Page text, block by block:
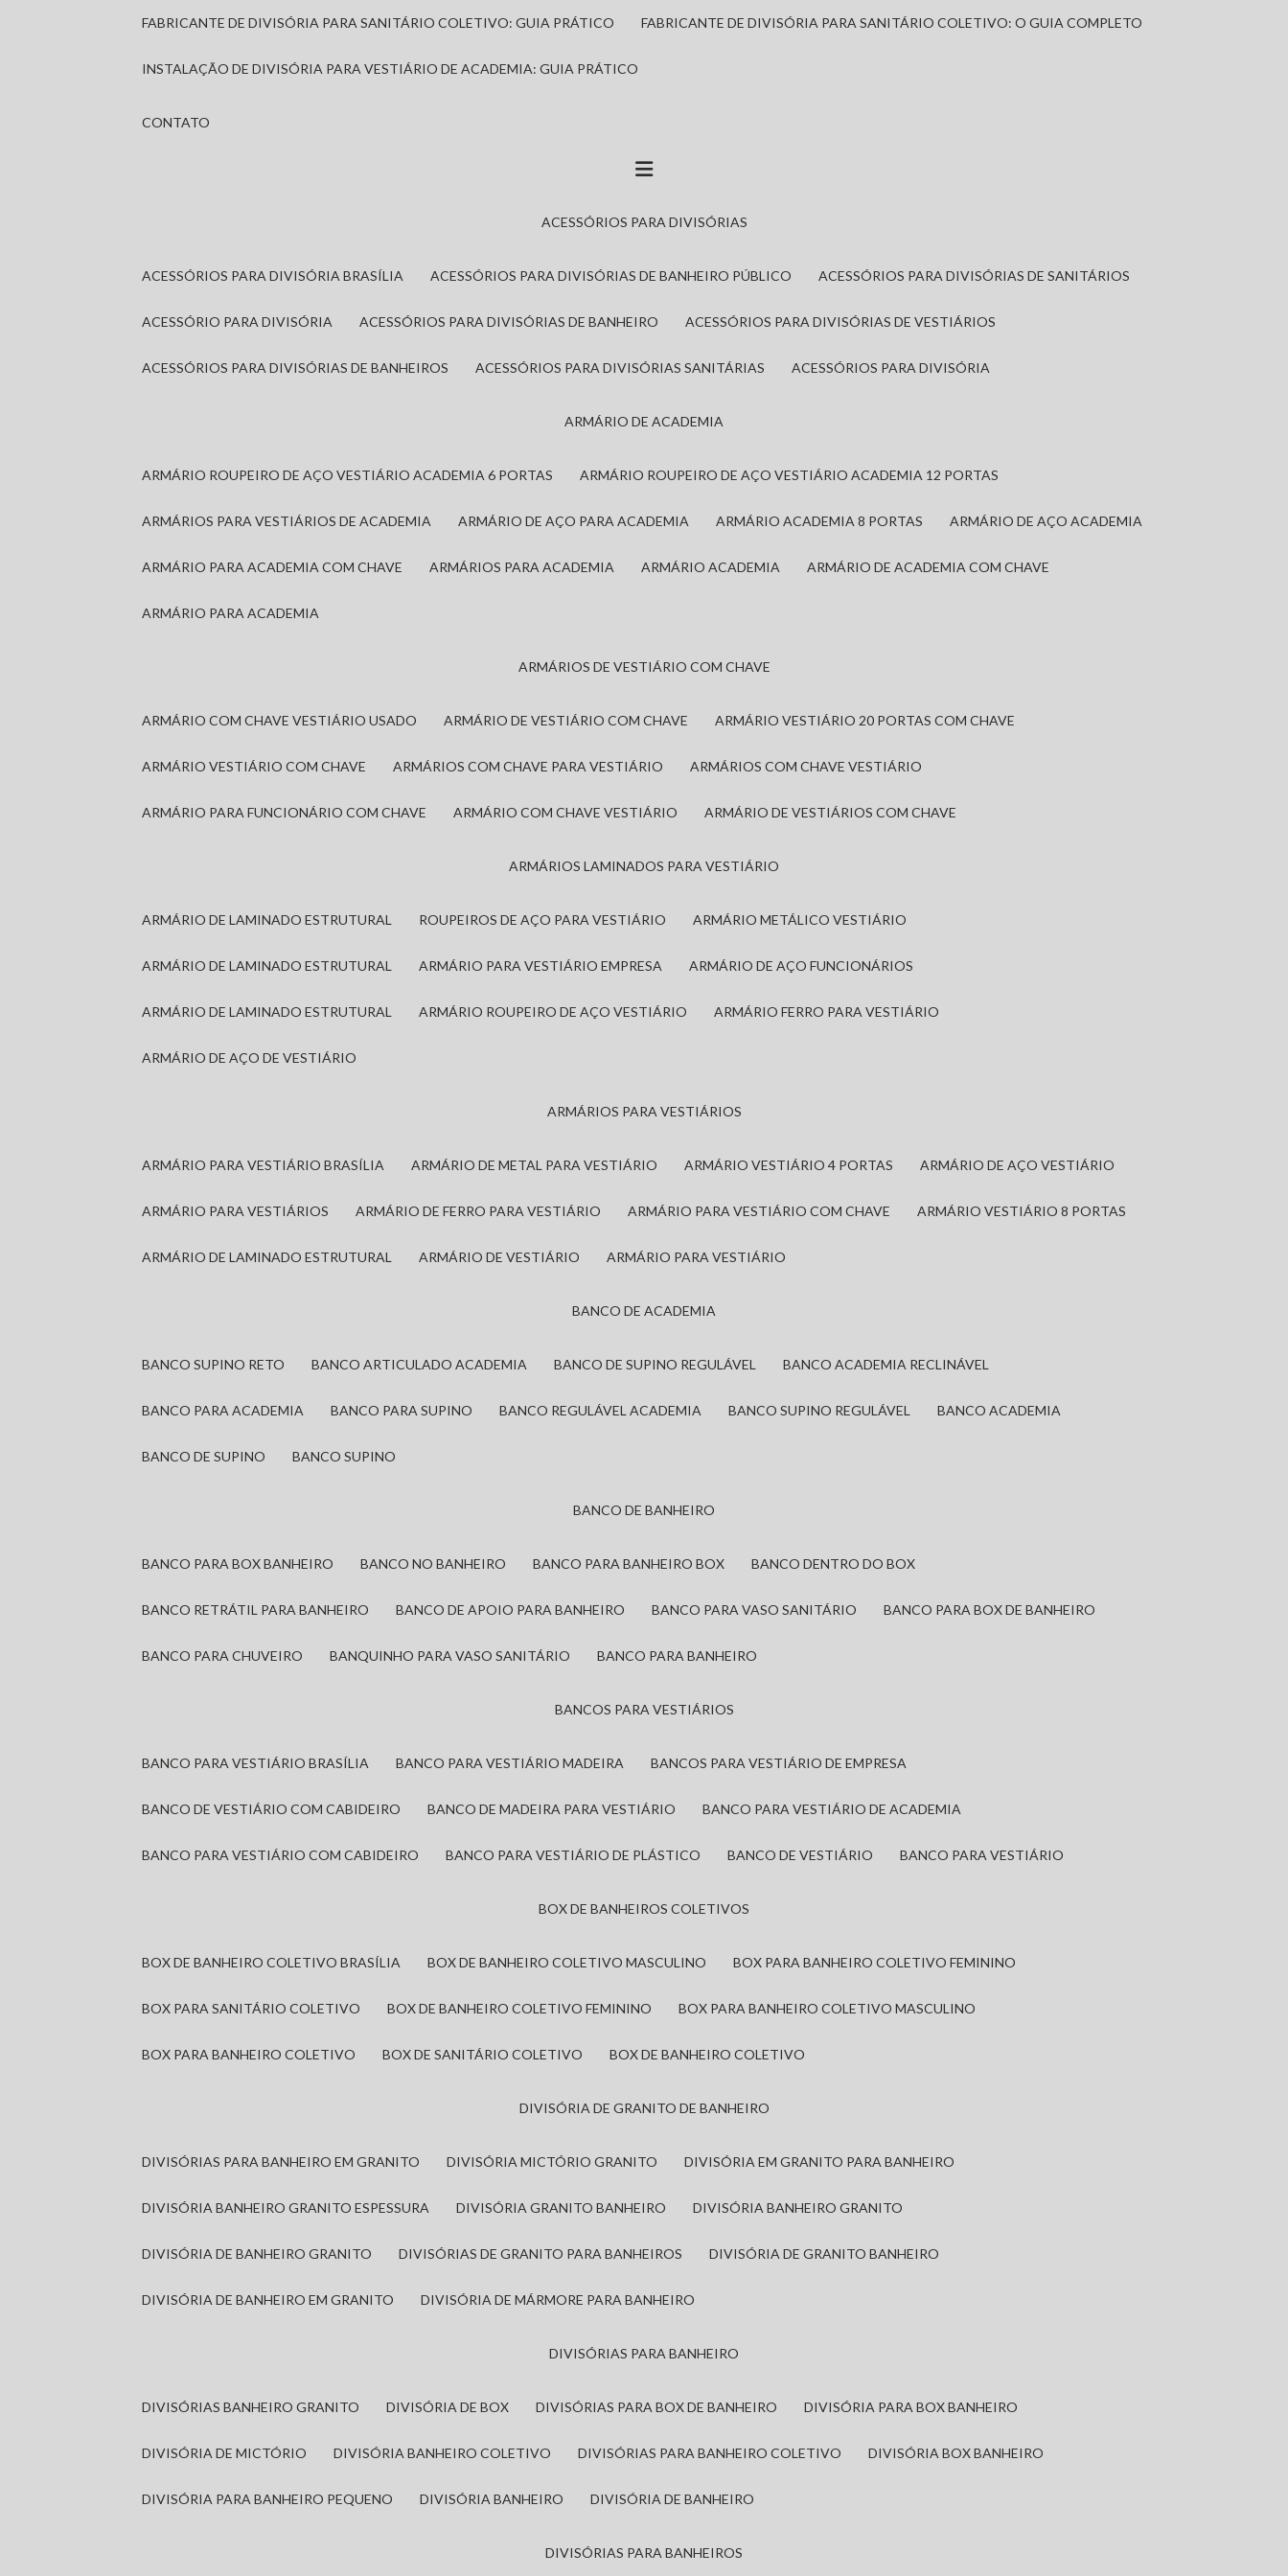
FABRICANTE DE DIVISÓRIA PARA SANITÁRIO COLETIVO: GUIA PRÁTICO FABRICANTE DE DIVISÓRIA PARA SANITÁRIO COLETIVO: O GUIA COMPLETO
INSTALAÇÃO DE DIVISÓRIA PARA VESTIÁRIO DE ACADEMIA: GUIA PRÁTICO
CONTATO
ACESSÓRIOS PARA DIVISÓRIAS
ACESSÓRIOS PARA DIVISÓRIA BRASÍLIA ACESSÓRIOS PARA DIVISÓRIAS DE BANHEIRO PÚBLICO ACESSÓRIOS PARA DIVISÓRIAS DE SANITÁRIOS
ACESSÓRIO PARA DIVISÓRIA ACESSÓRIOS PARA DIVISÓRIAS DE BANHEIRO ACESSÓRIOS PARA DIVISÓRIAS DE VESTIÁRIOS
ACESSÓRIOS PARA DIVISÓRIAS DE BANHEIROS ACESSÓRIOS PARA DIVISÓRIAS SANITÁRIAS ACESSÓRIOS PARA DIVISÓRIA
ARMÁRIO DE ACADEMIA
ARMÁRIO ROUPEIRO DE AÇO VESTIÁRIO ACADEMIA 6 PORTAS ARMÁRIO ROUPEIRO DE AÇO VESTIÁRIO ACADEMIA 12 PORTAS
ARMÁRIOS PARA VESTIÁRIOS DE ACADEMIA ARMÁRIO DE AÇO PARA ACADEMIA ARMÁRIO ACADEMIA 8 PORTAS ARMÁRIO DE AÇO ACADEMIA
ARMÁRIO PARA ACADEMIA COM CHAVE ARMÁRIOS PARA ACADEMIA ARMÁRIO ACADEMIA ARMÁRIO DE ACADEMIA COM CHAVE
ARMÁRIO PARA ACADEMIA
ARMÁRIOS DE VESTIÁRIO COM CHAVE
ARMÁRIO COM CHAVE VESTIÁRIO USADO ARMÁRIO DE VESTIÁRIO COM CHAVE ARMÁRIO VESTIÁRIO 20 PORTAS COM CHAVE
ARMÁRIO VESTIÁRIO COM CHAVE ARMÁRIOS COM CHAVE PARA VESTIÁRIO ARMÁRIOS COM CHAVE VESTIÁRIO
ARMÁRIO PARA FUNCIONÁRIO COM CHAVE ARMÁRIO COM CHAVE VESTIÁRIO ARMÁRIO DE VESTIÁRIOS COM CHAVE
ARMÁRIOS LAMINADOS PARA VESTIÁRIO
ARMÁRIO DE LAMINADO ESTRUTURAL ROUPEIROS DE AÇO PARA VESTIÁRIO ARMÁRIO METÁLICO VESTIÁRIO
ARMÁRIO DE LAMINADO ESTRUTURAL ARMÁRIO PARA VESTIÁRIO EMPRESA ARMÁRIO DE AÇO FUNCIONÁRIOS
ARMÁRIO DE LAMINADO ESTRUTURAL ARMÁRIO ROUPEIRO DE AÇO VESTIÁRIO ARMÁRIO FERRO PARA VESTIÁRIO
ARMÁRIO DE AÇO DE VESTIÁRIO
ARMÁRIOS PARA VESTIÁRIOS
ARMÁRIO PARA VESTIÁRIO BRASÍLIA ARMÁRIO DE METAL PARA VESTIÁRIO ARMÁRIO VESTIÁRIO 4 PORTAS ARMÁRIO DE AÇO VESTIÁRIO
ARMÁRIO PARA VESTIÁRIOS ARMÁRIO DE FERRO PARA VESTIÁRIO ARMÁRIO PARA VESTIÁRIO COM CHAVE ARMÁRIO VESTIÁRIO 8 PORTAS
ARMÁRIO DE LAMINADO ESTRUTURAL ARMÁRIO DE VESTIÁRIO ARMÁRIO PARA VESTIÁRIO
BANCO DE ACADEMIA
BANCO SUPINO RETO BANCO ARTICULADO ACADEMIA BANCO DE SUPINO REGULÁVEL BANCO ACADEMIA RECLINÁVEL
BANCO PARA ACADEMIA BANCO PARA SUPINO BANCO REGULÁVEL ACADEMIA BANCO SUPINO REGULÁVEL BANCO ACADEMIA
BANCO DE SUPINO BANCO SUPINO
BANCO DE BANHEIRO
BANCO PARA BOX BANHEIRO BANCO NO BANHEIRO BANCO PARA BANHEIRO BOX BANCO DENTRO DO BOX
BANCO RETRÁTIL PARA BANHEIRO BANCO DE APOIO PARA BANHEIRO BANCO PARA VASO SANITÁRIO BANCO PARA BOX DE BANHEIRO
BANCO PARA CHUVEIRO BANQUINHO PARA VASO SANITÁRIO BANCO PARA BANHEIRO
BANCOS PARA VESTIÁRIOS
BANCO PARA VESTIÁRIO BRASÍLIA BANCO PARA VESTIÁRIO MADEIRA BANCOS PARA VESTIÁRIO DE EMPRESA
BANCO DE VESTIÁRIO COM CABIDEIRO BANCO DE MADEIRA PARA VESTIÁRIO BANCO PARA VESTIÁRIO DE ACADEMIA
BANCO PARA VESTIÁRIO COM CABIDEIRO BANCO PARA VESTIÁRIO DE PLÁSTICO BANCO DE VESTIÁRIO BANCO PARA VESTIÁRIO
BOX DE BANHEIROS COLETIVOS
BOX DE BANHEIRO COLETIVO BRASÍLIA BOX DE BANHEIRO COLETIVO MASCULINO BOX PARA BANHEIRO COLETIVO FEMININO
BOX PARA SANITÁRIO COLETIVO BOX DE BANHEIRO COLETIVO FEMININO BOX PARA BANHEIRO COLETIVO MASCULINO
BOX PARA BANHEIRO COLETIVO BOX DE SANITÁRIO COLETIVO BOX DE BANHEIRO COLETIVO
DIVISÓRIA DE GRANITO DE BANHEIRO
DIVISÓRIAS PARA BANHEIRO EM GRANITO DIVISÓRIA MICTÓRIO GRANITO DIVISÓRIA EM GRANITO PARA BANHEIRO
DIVISÓRIA BANHEIRO GRANITO ESPESSURA DIVISÓRIA GRANITO BANHEIRO DIVISÓRIA BANHEIRO GRANITO
DIVISÓRIA DE BANHEIRO GRANITO DIVISÓRIAS DE GRANITO PARA BANHEIROS DIVISÓRIA DE GRANITO BANHEIRO
DIVISÓRIA DE BANHEIRO EM GRANITO DIVISÓRIA DE MÁRMORE PARA BANHEIRO
DIVISÓRIAS PARA BANHEIRO
DIVISÓRIAS BANHEIRO GRANITO DIVISÓRIA DE BOX DIVISÓRIAS PARA BOX DE BANHEIRO DIVISÓRIA PARA BOX BANHEIRO
DIVISÓRIA DE MICTÓRIO DIVISÓRIA BANHEIRO COLETIVO DIVISÓRIAS PARA BANHEIRO COLETIVO DIVISÓRIA BOX BANHEIRO
DIVISÓRIA PARA BANHEIRO PEQUENO DIVISÓRIA BANHEIRO DIVISÓRIA DE BANHEIRO
DIVISÓRIAS PARA BANHEIROS